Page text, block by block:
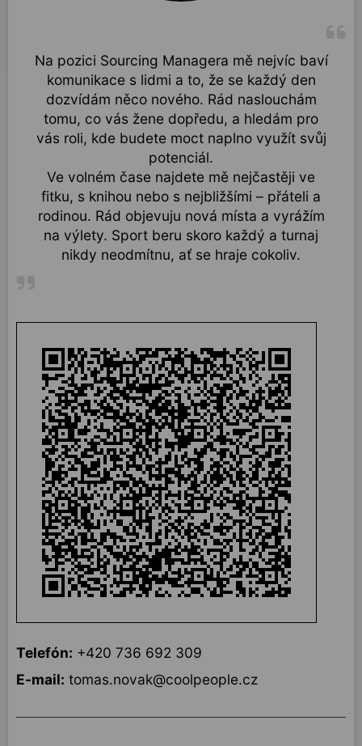
Na pozici Sourcing Managera mě nejvíc baví
komunikace s lidmi a to, že se každý den
dozvídám něco nového. Rád naslouchám
tomu, co vás žene dopředu, a hledám pro
vás roli, kde budete moct naplno využít svůj
potenciál.
Ve volném čase najdete mě nejčastěji ve
fitku, s knihou nebo s nejbližšími – přáteli a
rodinou. Rád objevuju nová místa a vyrážím
na výlety. Sport beru skoro každý a turnaj
nikdy neodmítnu, ať se hraje cokoliv.
Telefón: +420 736 692 309
E-mail: tomas.novak@coolpeople.cz